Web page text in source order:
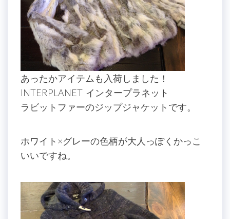
あったかアイテムも入荷しました！
INTERPLANET インタープラネット
ラビットファーのジップジャケットです。
ホワイト×グレーの色柄が大人っぽくかっこ
いいですね。